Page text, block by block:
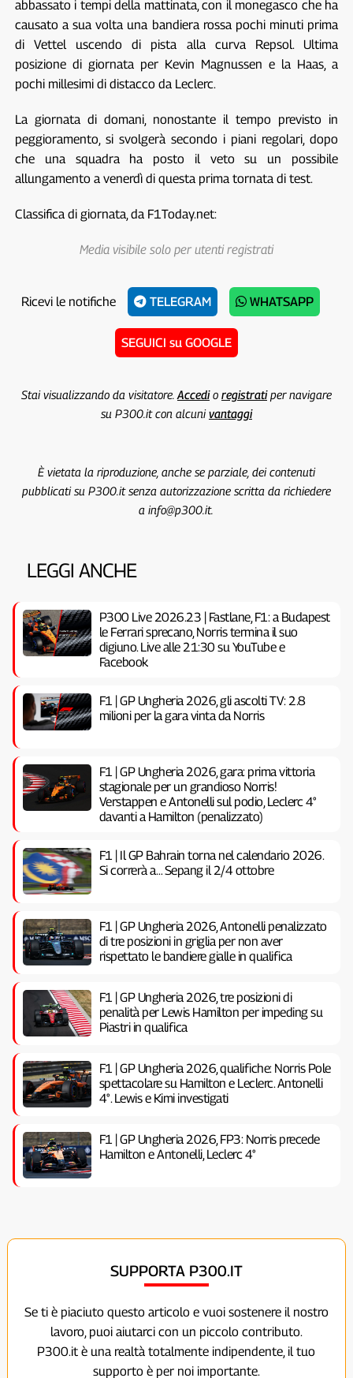
abbassato i tempi della mattinata, con il monegasco che ha
causato a sua volta una bandiera rossa pochi minuti prima
di Vettel uscendo di pista alla curva Repsol. Ultima
posizione di giornata per Kevin Magnussen e la Haas, a
pochi millesimi di distacco da Leclerc.
La giornata di domani, nonostante il tempo previsto in
peggioramento, si svolgerà secondo i piani regolari, dopo
che una squadra ha posto il veto su un possibile
allungamento a venerdì di questa prima tornata di test.
Classifica di giornata, da F1Today.net:
Media visibile solo per utenti registrati
Ricevi le notifiche TELEGRAM WHATSAPP
SEGUICI su GOOGLE
Stai visualizzando da visitatore. Accedio registratiper navigare
su P300.it con alcunivantaggi
È vietata la riproduzione, anche se parziale, dei contenuti
pubblicati su P300.it senza autorizzazione scritta da richiedere
a info@p300.it.
LEGGI ANCHE
P300 Live 2026.23 | Fastlane, F1: a Budapest
le Ferrari sprecano, Norris termina il suo
digiuno. Live alle 21:30 su YouTube e
Facebook
F1 | GP Ungheria 2026, gli ascolti TV: 2.8
milioni per la gara vinta da Norris
F1 | GP Ungheria 2026, gara: prima vittoria
stagionale per un grandioso Norris!
Verstappen e Antonelli sul podio, Leclerc 4°
davanti a Hamilton (penalizzato)
F1 | Il GP Bahrain torna nel calendario 2026.
Si correrà a… Sepang il 2/4 ottobre
F1 | GP Ungheria 2026, Antonelli penalizzato
di tre posizioni in griglia per non aver
rispettato le bandiere gialle in qualifica
F1 | GP Ungheria 2026, tre posizioni di
penalità per Lewis Hamilton per impeding su
Piastri in qualifica
F1 | GP Ungheria 2026, qualifiche: Norris Pole
spettacolare su Hamilton e Leclerc. Antonelli
4°. Lewis e Kimi investigati
F1 | GP Ungheria 2026, FP3: Norris precede
Hamilton e Antonelli, Leclerc 4°
SUPPORTA P300.IT
Se ti è piaciuto questo articolo e vuoi sostenere il nostro
lavoro, puoi aiutarci con un piccolo contributo.
P300.it è una realtà totalmente indipendente, il tuo
supporto è per noi importante.